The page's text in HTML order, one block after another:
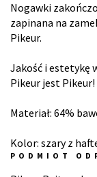
Nogawki
zapinana na
Pikeur.
Jakość i estetykę
Pikeur jest Pikeur!
Materiał: 64%
Kolor: szary z
PODMIOT